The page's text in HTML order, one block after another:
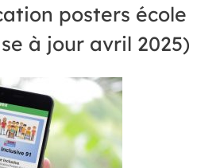
posters école
à jour avril 2025)